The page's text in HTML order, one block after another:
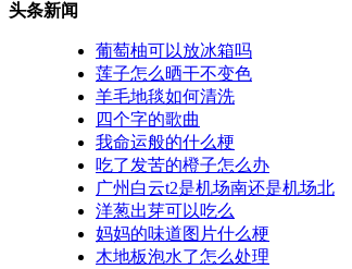
头条新闻
葡萄柚可以放冰箱吗
莲子怎么晒干不变色
羊毛地毯如何清洗
四个字的歌曲
我命运般的什么梗
吃了发苦的橙子怎么办
广州白云t2是机场南还是机场北
洋葱出芽可以吃么
妈妈的味道图片什么梗
木地板泡水了怎么处理